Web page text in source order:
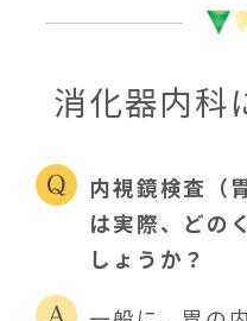
消化器内科
内視鏡検査（
は実際、どの
しょうか？